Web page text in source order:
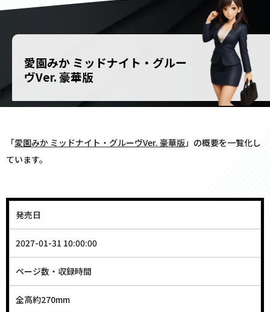
愛園みか ミッドナイト・グルー
ヴVer. 豪華版
「愛園みか ミッドナイト・グルーヴVer. 豪華版」の概要を一覧化し
ています。
発売日
2027-01-31 10:00:00
ページ数・収録時間
全高約270mm